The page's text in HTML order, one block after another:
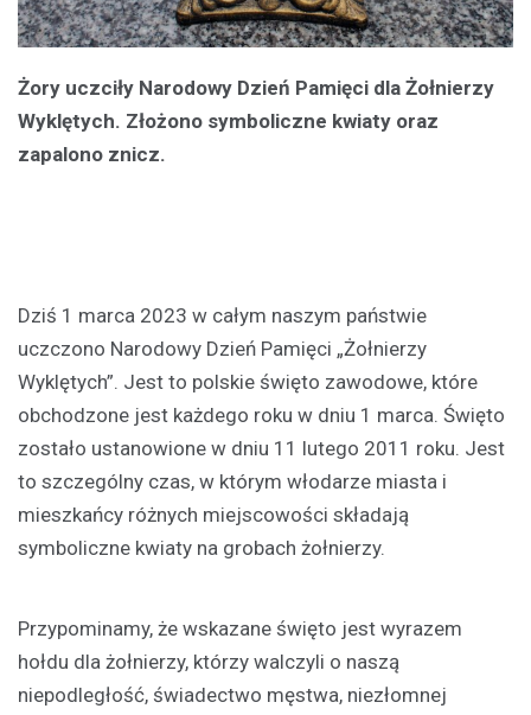
Żory uczciły Narodowy Dzień Pamięci dla Żołnierzy
Wyklętych. Złożono symboliczne kwiaty oraz
zapalono znicz.
Dziś 1 marca 2023 w całym naszym państwie
uczczono Narodowy Dzień Pamięci „Żołnierzy
Wyklętych”. Jest to polskie święto zawodowe, które
obchodzone jest każdego roku w dniu 1 marca. Święto
zostało ustanowione w dniu 11 lutego 2011 roku. Jest
to szczególny czas, w którym włodarze miasta i
mieszkańcy różnych miejscowości składają
symboliczne kwiaty na grobach żołnierzy.
Przypominamy, że wskazane święto jest wyrazem
hołdu dla żołnierzy, którzy walczyli o naszą
niepodległość, świadectwo męstwa, niezłomnej